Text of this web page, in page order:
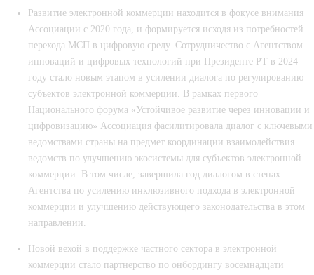
Развитие электронной коммерции находится в фокусе внимания
Ассоциации с 2020 года, и формируется исходя из потребностей
перехода МСП в цифровую среду. Сотрудничество с Агентством
инноваций и цифровых технологий при Президенте РТ в 2024
году стало новым этапом в усилении диалога по регулированию
субъектов электронной коммерции. В рамках первого
Национального форума «Устойчивое развитие через инновации и
цифровизацию» Ассоциация фасилитировала диалог с ключевыми
ведомствами страны на предмет координации взаимодействия
ведомств по улучшению экосистемы для субъектов электронной
коммерции. В том числе, завершила год диалогом в стенах
Агентства по усилению инклюзивного подхода в электронной
коммерции и улучшению действующего законодательства в этом
направлении.
Новой вехой в поддержке частного сектора в электронной
коммерции стало партнерство по онбордингу восемнадцати